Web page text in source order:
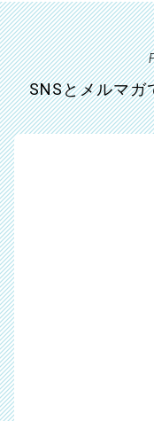
SNSとメルマ